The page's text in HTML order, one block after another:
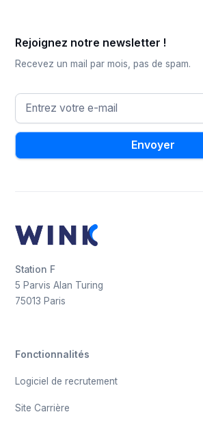
Rejoignez notre newsletter !
Recevez un mail par mois, pas de spam.
Station F
5 Parvis Alan Turing
75013 Paris
Fonctionnalités
Logiciel de recrutement
Site Carrière